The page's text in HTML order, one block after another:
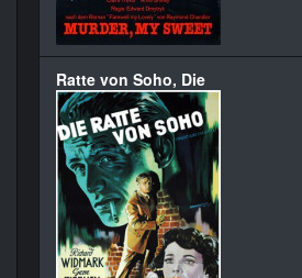
Ratte von Soho, Die